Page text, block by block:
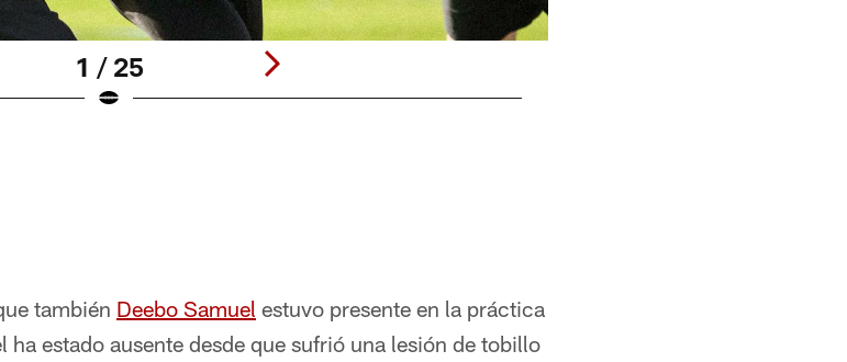
1 / 25
también Deebo Samuel estuvo presente en la práctica
estado ausente desde que sufrió una lesión de tobillo